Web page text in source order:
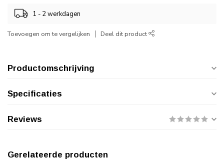
1 - 2 werkdagen
Toevoegen om te vergelijken Deel dit product
Productomschrijving
Specificaties
Reviews
Gerelateerde producten